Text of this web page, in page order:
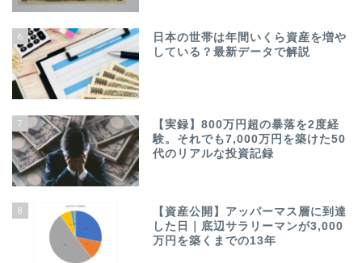
6
日本の世帯は年間いくら資産を増や
している？最新データで解説
7
【実録】800万円超の暴落を2度経
験。それでも7,000万円を築けた50
代のリアルな投資記録
8
【資産公開】アッパーマス層に到達
した日｜底辺サラリーマンが3,000
万円を築くまでの13年